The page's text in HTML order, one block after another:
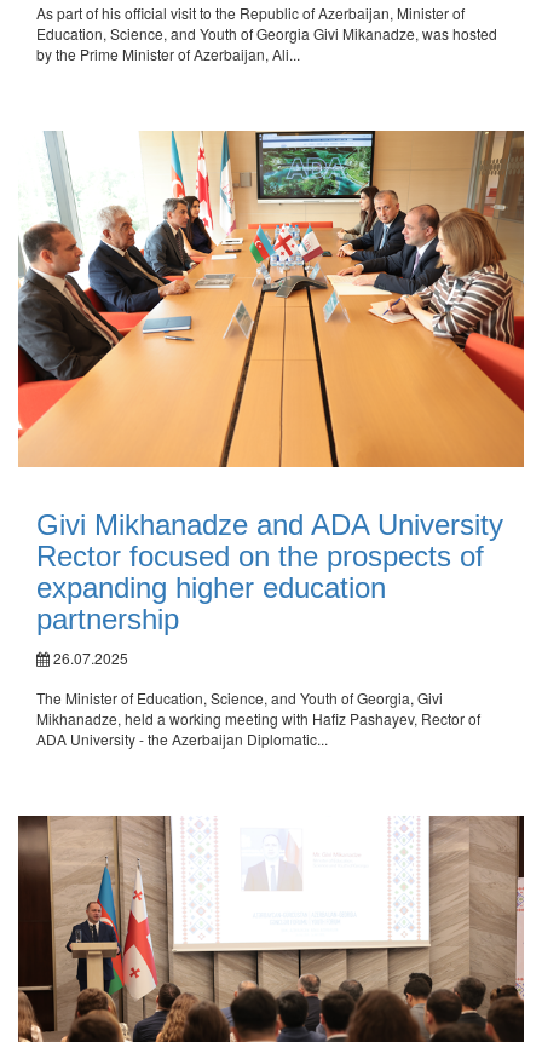
As part of his official visit to the Republic of Azerbaijan, Minister of
Education, Science, and Youth of Georgia Givi Mikanadze, was hosted
by the Prime Minister of Azerbaijan, Ali...
Givi Mikhanadze and ADA University
Rector focused on the prospects of
expanding higher education
partnership
26.07.2025
The Minister of Education, Science, and Youth of Georgia, Givi
Mikhanadze, held a working meeting with Hafiz Pashayev, Rector of
ADA University - the Azerbaijan Diplomatic...